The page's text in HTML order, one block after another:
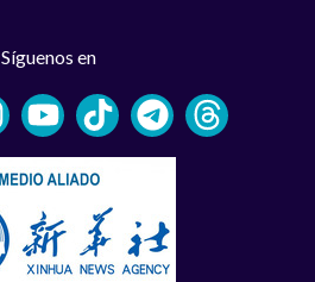
Síguenos en